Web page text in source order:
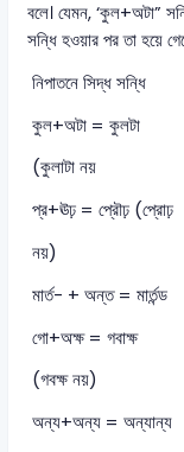
বলে। যেমন, ‘কুল+অটা”
সন্ধি হওয়ার পর তা হয়ে
নিপাতনে সিদ্ধ সন্ধি
কুল+অটা = কুলটা
(কুলাটা নয়
প্র+ঊঢ় = প্রৌঢ় (প্রোঢ়
নয়)
মার্ত- + অন্ত = মার্তন্ড
গো+অক্ষ = গবাক্ষ
(গবক্ষ নয়)
অন্য+অন্য = অন্যান্য